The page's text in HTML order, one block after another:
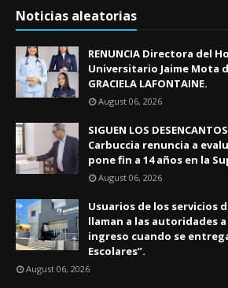
Noticias aleatorias
RENUNCIA Directora del
Universitario Jaime Mota
GRACIELA LAFONTAINE.
August 06, 2026
SIGUEN LOS
Carbuccia renuncia a
pone fin a 14 años en la
August 06, 2026
Usuarios de los servicios
llaman a las autoridades
ingreso cuando se
Escolares”.
August 06, 2026